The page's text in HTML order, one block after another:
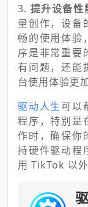
3. 提升设备性
量创作，设备
畅的使用体验
序是非常重要
有问题，还能
台使用体验更
驱动人生可以
程序，特别是
作时，确保你
持硬件驱动程
用 TikTok 以